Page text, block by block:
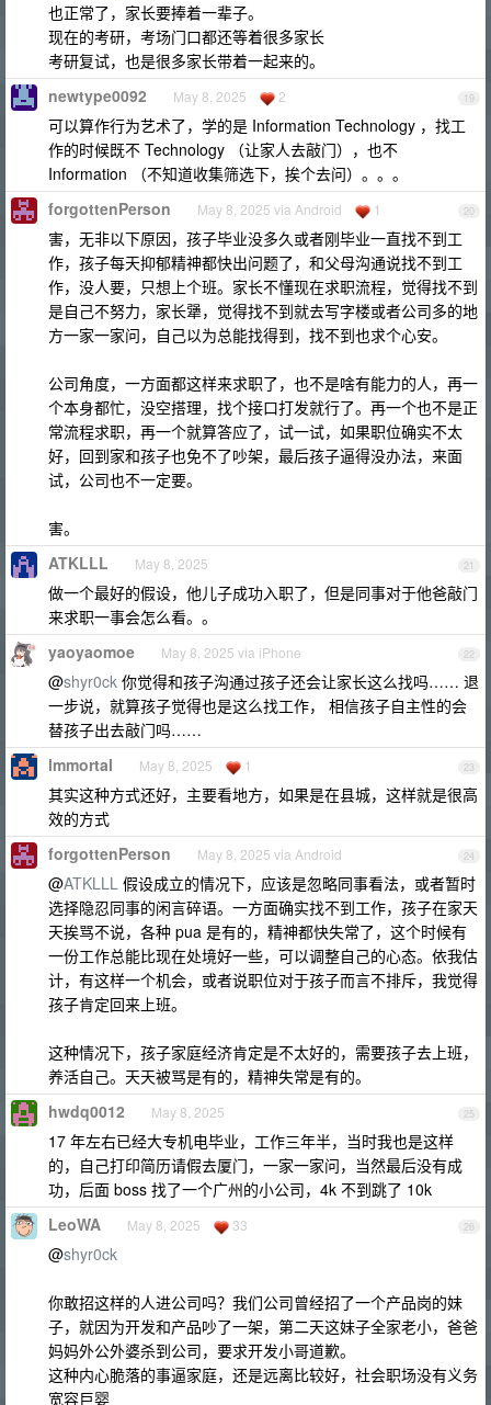
也正常了，家长要捧着一辈子。
现在的考研，考场门口都还等着很多家长
考研复试，也是很多家长带着一起来的。
19
newtype0092 May 8, 2025 2
可以算作行为艺术了，学的是 Information Technology ，找工
作的时候既不 Technology （让家人去敲门），也不
Information （不知道收集筛选下，挨个去问）。。。
20
forgottenPerson May 8, 2025 via Android 1
害，无非以下原因，孩子毕业没多久或者刚毕业一直找不到工
作，孩子每天抑郁精神都快出问题了，和父母沟通说找不到工
作，没人要，只想上个班。家长不懂现在求职流程，觉得找不到
是自己不努力，家长犟，觉得找不到就去写字楼或者公司多的地
方一家一家问，自己以为总能找得到，找不到也求个心安。
公司角度，一方面都这样来求职了，也不是啥有能力的人，再一
个本身都忙，没空搭理，找个接口打发就行了。再一个也不是正
常流程求职，再一个就算答应了，试一试，如果职位确实不太
好，回到家和孩子也免不了吵架，最后孩子逼得没办法，来面
试，公司也不一定要。
害。
21
ATKLLL May 8, 2025
做一个最好的假设，他儿子成功入职了，但是同事对于他爸敲门
来求职一事会怎么看。。
22
yaoyaomoe May 8, 2025 via iPhone
@shyr0ck 你觉得和孩子沟通过孩子还会让家长这么找吗…… 退
一步说，就算孩子觉得也是这么找工作， 相信孩子自主性的会
替孩子出去敲门吗……
23
lmmortal May 8, 2025 1
其实这种方式还好，主要看地方，如果是在县城，这样就是很高
效的方式
24
forgottenPerson May 8, 2025 via Android
@ATKLLL 假设成立的情况下，应该是忽略同事看法，或者暂时
选择隐忍同事的闲言碎语。一方面确实找不到工作，孩子在家天
天挨骂不说，各种 pua 是有的，精神都快失常了，这个时候有
一份工作总能比现在处境好一些，可以调整自己的心态。依我估
计，有这样一个机会，或者说职位对于孩子而言不排斥，我觉得
孩子肯定回来上班。
这种情况下，孩子家庭经济肯定是不太好的，需要孩子去上班，
养活自己。天天被骂是有的，精神失常是有的。
25
hwdq0012 May 8, 2025
17 年左右已经大专机电毕业，工作三年半，当时我也是这样
的，自己打印简历请假去厦门，一家一家问，当然最后没有成
功，后面 boss 找了一个广州的小公司，4k 不到跳了 10k
26
LeoWA May 8, 2025 33
@shyr0ck
你敢招这样的人进公司吗？我们公司曾经招了一个产品岗的妹
子，就因为开发和产品吵了一架，第二天这妹子全家老小，爸爸
妈妈外公外婆杀到公司，要求开发小哥道歉。
这种内心脆落的事逼家庭，还是远离比较好，社会职场没有义务
宽容巨婴